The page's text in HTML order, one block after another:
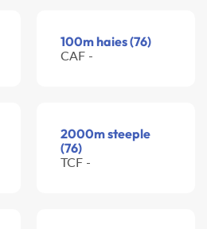
100m haies (76)
CAF -
2000m steeple
(76)
TCF -